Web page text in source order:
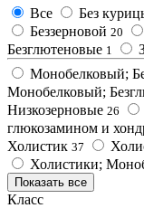
Все
Без
Беззерновой 20
Безглютеновые 1
Монобелковый;
Монобелковый;
Низкозерновые 26
глюкозамином и
Холистик 37
Холистики;
Показать все
Класс